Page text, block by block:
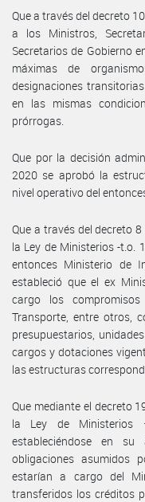
Que a través del decreto
a los Ministros,
Secretarios de Gobierno
máximas de
designaciones
en las mismas
prórrogas.
Que por la decisión
2020 se aprobó la
nivel operativo del
Que a través del decreto
la Ley de Ministerios -t.o.
entonces Ministerio de
estableció que el ex
cargo los
Transporte, entre otros,
presupuestarios,
cargos y dotaciones
las estructuras
Que mediante el decreto
la Ley de Ministerios
estableciéndose en
obligaciones asumidos
estarían a cargo del
transferidos los créditos